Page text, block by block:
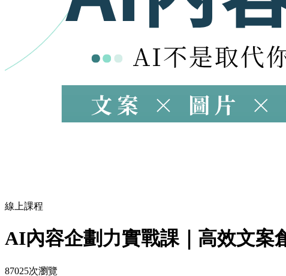
線上課程
AI內容企劃力實戰課｜高效文案
87025次瀏覽